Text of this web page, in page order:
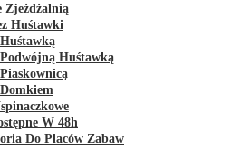
Zjeżdżalnią
Huśtawki
Huśtawką
W 48h
Do Placów Zabaw